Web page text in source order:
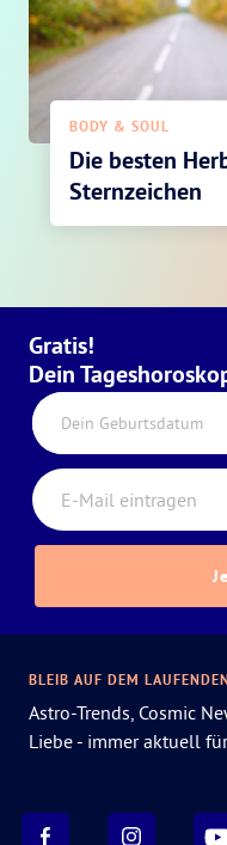
BODY & SOUL
Die besten
Sternzeichen
Gratis!
Dein
Dein Geburtsdatum
BLEIB AUF DEM
Astro-Trends, Cosmic
Liebe - immer aktuell